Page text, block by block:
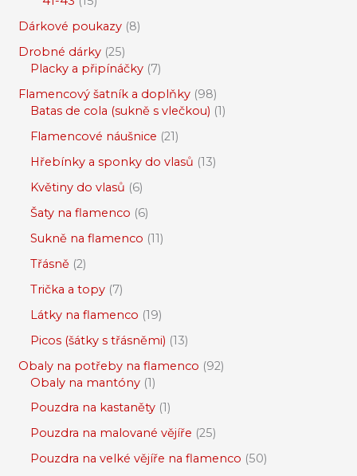
Dárkové poukazy 8
Drobné dárky 25
Placky a připínáčky 7
Flamencový šatník a doplňky 98
Batas de cola (sukně s vlečkou) 1
Flamencové náušnice 21
Hřebínky a sponky do vlasů 13
Květiny do vlasů 6
Šaty na flamenco 6
Sukně na flamenco 11
Třásně 2
Trička a topy 7
Látky na flamenco 19
Picos (šátky s třásněmi) 13
Obaly na potřeby na flamenco 92
Obaly na mantóny 1
Pouzdra na kastaněty 1
Pouzdra na malované vějíře 25
Pouzdra na velké vějíře na flamenco 50